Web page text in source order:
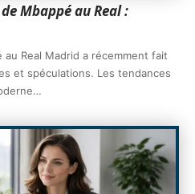
Mbappé au Real :
Real Madrid a récemment fait
et spéculations. Les tendances
…